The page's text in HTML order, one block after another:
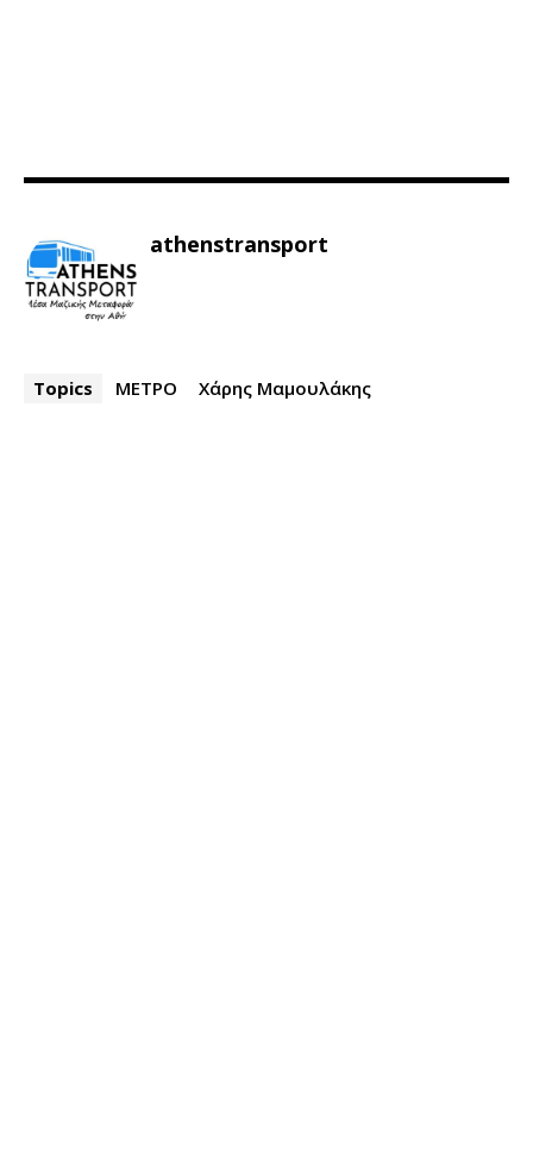
athenstransport
Topics ΜΕΤΡΟ Χάρης Μαμουλάκης